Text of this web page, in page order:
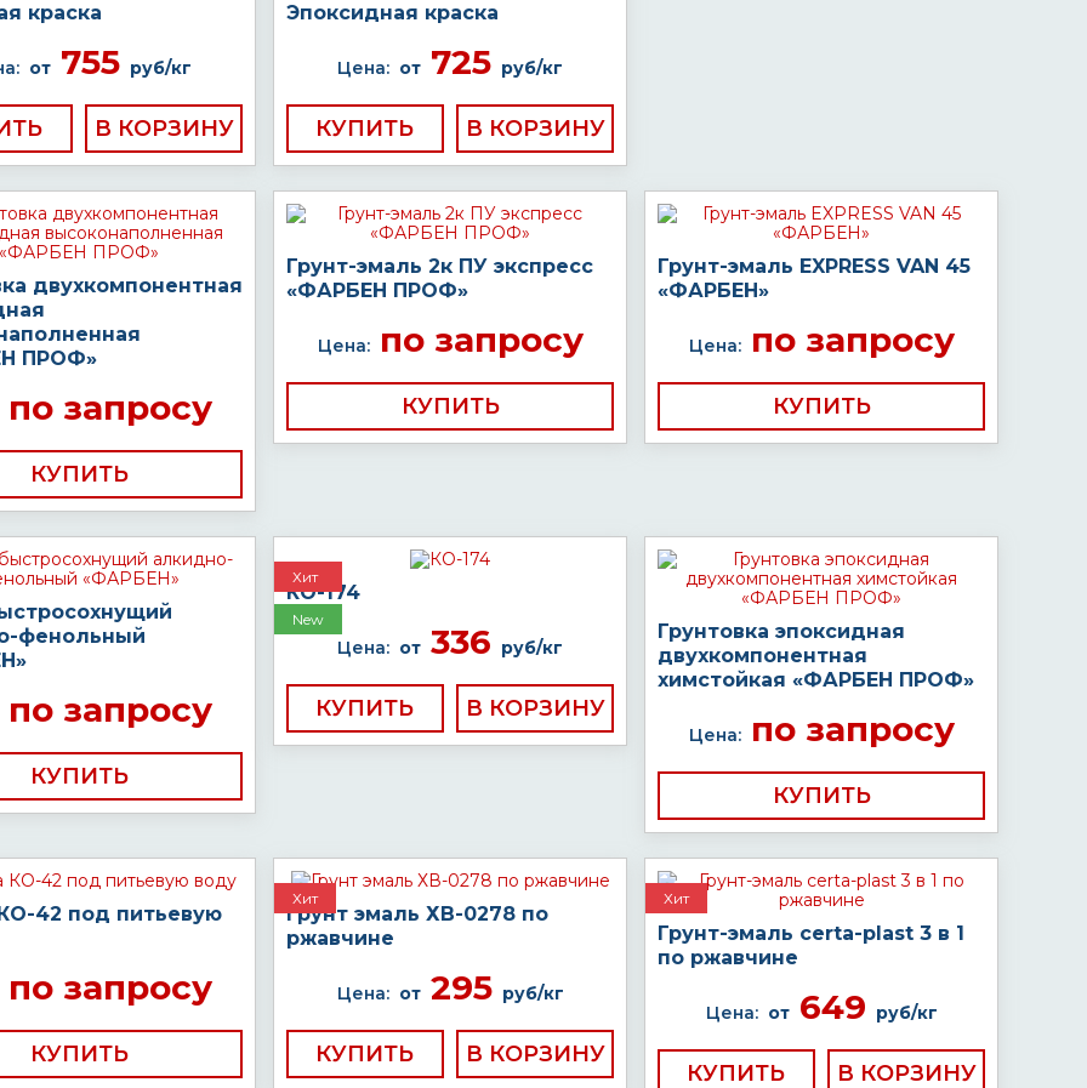
краска
от755 руб/кг
Эпоксидная краска
Цена: от 725 руб/кг
КУПИТЬ
двухкомпонентная
ПРОФ»
запросу
КУПИТЬ
Грунт-эмаль 2к ПУ экспресс
«ФАРБЕН ПРОФ»
Цена:по запросу
КУПИТЬ
Грунт-эмаль EXPRESS VAN 45
«ФАРБЕН»
Цена:по запросу
КУПИТЬ
фенольный
запросу
КУПИТЬ
Хит
New
КО-174
Цена: от 336 руб/кг
КУПИТЬ
Грунтовка эпоксидная
двухкомпонентная
химстойкая «ФАРБЕН ПРОФ»
Цена:по запросу
КУПИТЬ
42 под питьевую
запросу
КУПИТЬ
Хит
Грунт эмаль ХВ-0278 по
ржавчине
Цена: от295 руб/кг
КУПИТЬ
Хит
Грунт-эмаль certa-plast 3 в 1
по ржавчине
Цена: от649 руб/кг
КУПИТЬ